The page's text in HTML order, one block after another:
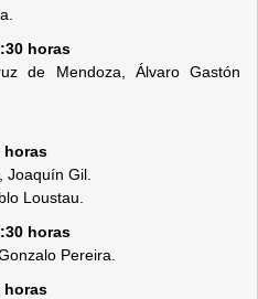
horas
de Mendoza, Álvaro Gastón
horas
Joaquín Gil.
Loustau.
horas
Pereira.
horas